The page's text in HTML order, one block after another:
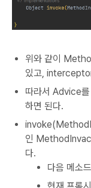
위와 같이
있고,
따라서 Advice
하면 된다.
인
다.
다음 메소
현재 프록